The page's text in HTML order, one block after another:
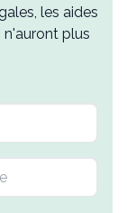
les aides
n'auront plus